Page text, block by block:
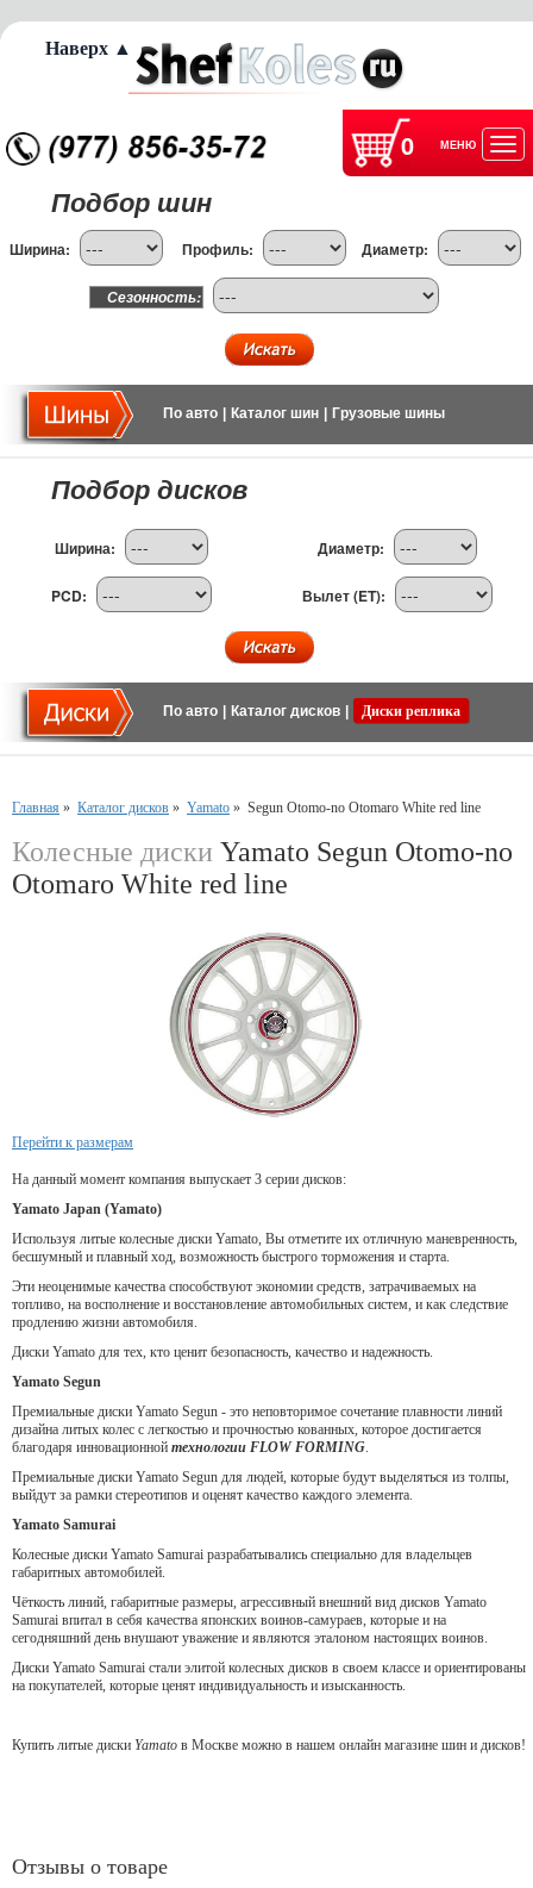
0 МЕНЮ
Подбор шин
Ширина: Профиль: Диаметр:
Сезонность:
По авто Каталог шин Грузовые шины
Подбор дисков
Ширина: Диаметр:
PCD: Вылет (ET):
По авто Каталог дисков Диски реплика
Главная » Каталог дисков » Yamato » Segun Otomo-no Otomaro White red line
Колесные диски Yamato Segun Otomo-no
Otomaro White red line
Перейти к размерам
На данный момент компания выпускает 3 серии дисков:
Yamato Japan (Yamato)
Используя литые колесные диски Yamato, Вы отметите их отличную маневренность,
бесшумный и плавный ход, возможность быстрого торможения и старта.
Эти неоценимые качества способствуют экономии средств, затрачиваемых на
топливо, на восполнение и восстановление автомобильных систем, и как следствие
продлению жизни автомобиля.
Диски Yamato для тех, кто ценит безопасность, качество и надежность.
Yamato Segun
Премиальные диски Yamato Segun - это неповторимое сочетание плавности линий
дизайна литых колес с легкостью и прочностью кованных, которое достигается
благодаря инновационной технологии FLOW FORMING.
Премиальные диски Yamato Segun для людей, которые будут выделяться из толпы,
выйдут за рамки стереотипов и оценят качество каждого элемента.
Yamato Samurai
Колесные диски Yamato Samurai разрабатывались специально для владельцев
габаритных автомобилей.
Чёткость линий, габаритные размеры, агрессивный внешний вид дисков Yamato
Samurai впитал в себя качества японских воинов-самураев, которые и на
сегодняшний день внушают уважение и являются эталоном настоящих воинов.
Диски Yamato Samurai стали элитой колесных дисков в своем классе и ориентированы
на покупателей, которые ценят индивидуальность и изысканность.
Купить литые диски Yamato в Москве можно в нашем онлайн магазине шин и дисков!
Отзывы о товаре
Наверх ▲